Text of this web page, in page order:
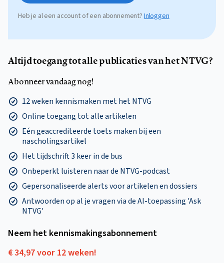
Heb je al een account of een abonnement? Inloggen
Altijd toegang tot alle publicaties van het NTVG?
Abonneer vandaag nog!
12 weken kennismaken met het NTVG
Online toegang tot alle artikelen
Eén geaccrediteerde toets maken bij een
nascholingsartikel
Het tijdschrift 3 keer in de bus
Onbeperkt luisteren naar de NTVG-podcast
Gepersonaliseerde alerts voor artikelen en dossiers
Antwoorden op al je vragen via de AI-toepassing 'Ask
NTVG'
Neem het kennismakings­abonnement
€ 34,97 voor 12 weken!